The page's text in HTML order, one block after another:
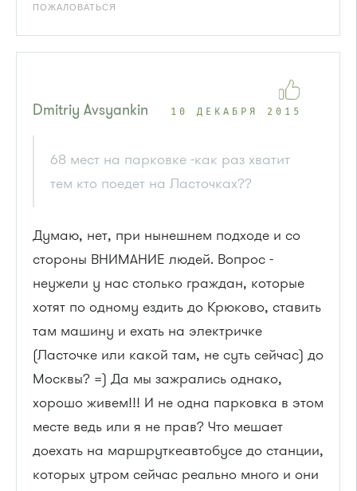
ПОЖАЛОВАТЬСЯ
Dmitriy Avsyankin 10 ДЕКАБРЯ 2015
68 мест на парковке -как раз хватит
тем кто поедет на Ласточках??
Думаю, нет, при нынешнем подходе и со
стороны ВНИМАНИЕ людей. Вопрос -
неужели у нас столько граждан, которые
хотят по одному ездить до Крюково, ставить
там машину и ехать на электричке
(Ласточке или какой там, не суть сейчас) до
Москвы? =) Да мы зажрались однако,
хорошо живем!!! И не одна парковка в этом
месте ведь или я не прав? Что мешает
доехать на маршруткеавтобусе до станции,
которых утром сейчас реально много и они